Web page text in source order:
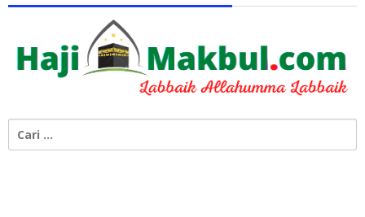
untuk: